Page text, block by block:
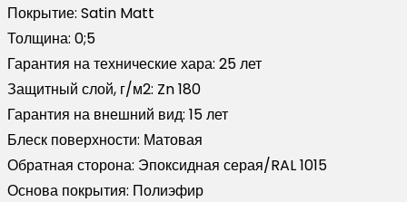
Покрытие: Satin Matt
Толщина: 0;5
Гарантия на технические хара: 25 лет
Защитный слой, г/м2: Zn 180
Гарантия на внешний вид: 15 лет
Блеск поверхности: Матовая
Обратная сторона: Эпоксидная серая/RAL 1015
Основа покрытия: Полиэфир